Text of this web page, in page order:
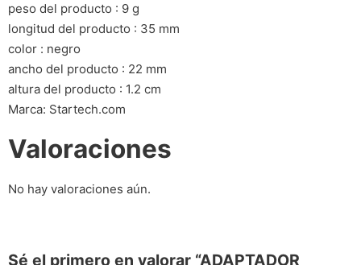
peso del producto : 9 g
longitud del producto : 35 mm
color : negro
ancho del producto : 22 mm
altura del producto : 1.2 cm
Marca: Startech.com
Valoraciones
No hay valoraciones aún.
Sé el primero en valorar “ADAPTADOR